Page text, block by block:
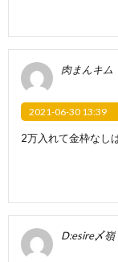
肉まんキム
2021-06-30 13:39
2万入れて金枠なし
D:esire〆嶺